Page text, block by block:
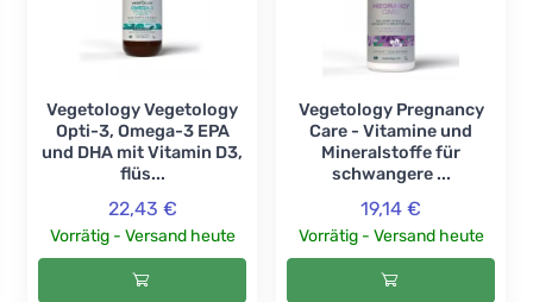
Vegetology Vegetology
Opti-3, Omega-3 EPA
und DHA mit Vitamin D3,
flüs...
22,43 €
Vorrätig - Versand heute
Vegetology Pregnancy
Care - Vitamine und
Mineralstoffe für
schwangere ...
19,14 €
Vorrätig - Versand heute